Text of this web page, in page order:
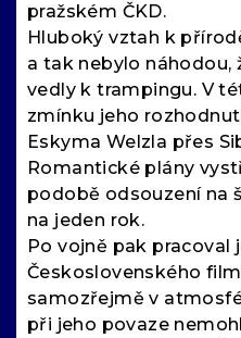
pražském ČKD.
Hluboký vztah k
a tak nebylo náhodou,
vedly k trampingu. V
zmínku jeho
Eskyma Welzla přes
Romantické plány
podobě odsouzení na
na jeden rok.
Po vojně pak pracoval
Československého
samozřejmě v
při jeho povaze